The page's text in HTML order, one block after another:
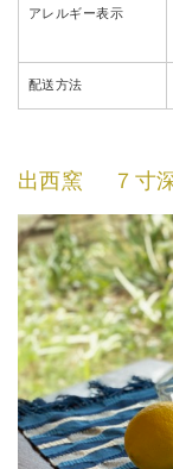
アレルギー表示
配送方法
出西窯 ７寸